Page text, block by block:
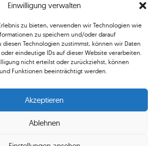
Einwilligung verwalten
zu bieten, verwenden wir Technologien wie
zu speichern und/oder darauf
Technologien zustimmst, können wir Daten
eindeutige IDs auf dieser Website verarbeiten.
nicht erteilst oder zurückziehst, können
Funktionen beeinträchtigt werden.
Akzeptieren
Ablehnen
um Sie mit außergewöhnlichen
auf unserer Website & auf
Plattformen! Das verdient im
nicht nur Anerkennung!